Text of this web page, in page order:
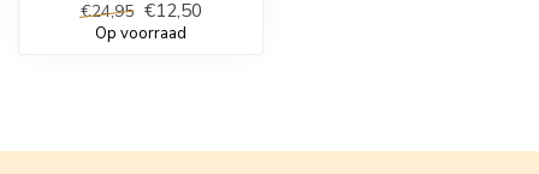
€24,95 €12,50
Op voorraad